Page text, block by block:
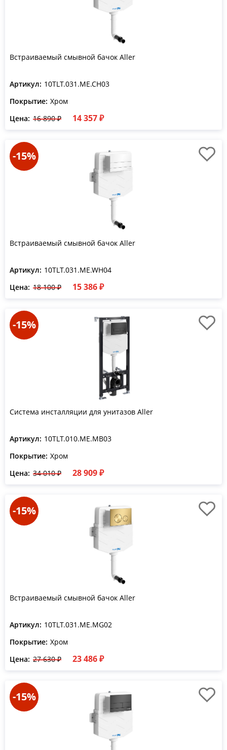
Встраиваемый смывной бачок Aller
Артикул: 10TLT.031.ME.CH03
Покрытие: Хром
Цена: 16 890 ₽ 14 357 ₽
-15%
Встраиваемый смывной бачок Aller
Артикул: 10TLT.031.ME.WH04
Цена: 18 100 ₽ 15 386 ₽
-15%
Система инсталляции для унитазов Aller
Артикул: 10TLT.010.ME.MB03
Покрытие: Хром
Цена: 34 010 ₽ 28 909 ₽
-15%
Встраиваемый смывной бачок Aller
Артикул: 10TLT.031.ME.MG02
Покрытие: Хром
Цена: 27 630 ₽ 23 486 ₽
-15%